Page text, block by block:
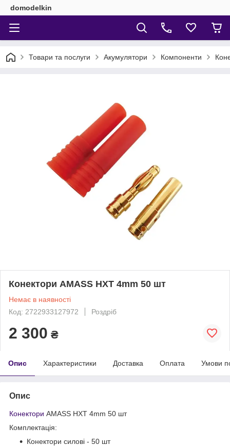
domodelkin
Товари та послуги Акумулятори Компоненти
Конектори AMASS HXT 4mm 50 шт
Немає в наявності
Код: 2722933127972
Роздріб
2 300 ₴
Опис Характеристики Доставка Оплата Умови
Опис
Конектори AMASS HXT 4mm 50 шт
Комплектація:
Конектори силові - 50 шт